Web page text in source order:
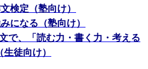
検定（塾向け）
になる（塾向け）
で、「読む力・書く力・考える
徒向け）